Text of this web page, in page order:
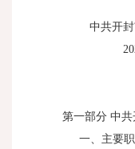
中共开
第一部分 中
一、主要